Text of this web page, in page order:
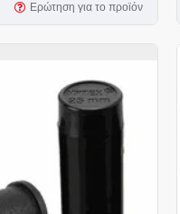
Ερώτηση για το προϊόν